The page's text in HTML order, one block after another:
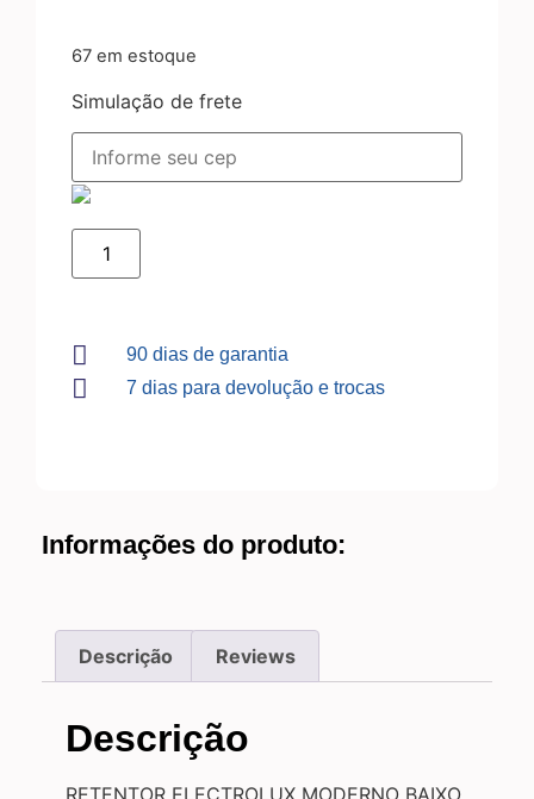
67 em estoque
Simulação de frete
90 dias de garantia
7 dias para devolução e trocas
Informações do produto:
Descrição Reviews
Descrição
RETENTOR ELECTROLUX MODERNO BAIXO